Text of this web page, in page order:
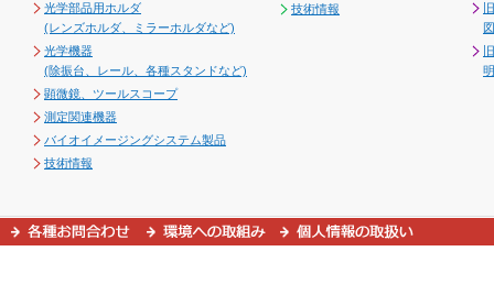
光学部品用ホルダ
(レンズホルダ、ミラーホルダなど)
光学機器
(除振台、レール、各種スタンドなど)
顕微鏡、ツールスコープ
測定関連機器
バイオイメージングシステム製品
技術情報
技術情報